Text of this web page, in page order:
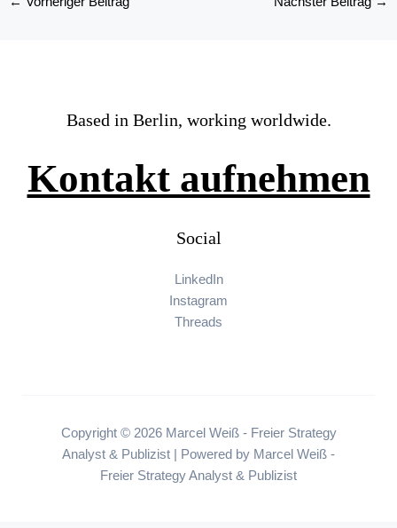
Based in Berlin, working worldwide.
Kontakt aufnehmen
Social
LinkedIn
Instagram
Threads
Copyright © 2026 Marcel Weiß - Freier Strategy
Analyst & Publizist | Powered by Marcel Weiß -
Freier Strategy Analyst & Publizist